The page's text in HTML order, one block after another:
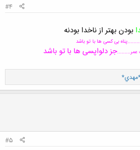
#4
بودن بهتر از ناخدا بودنه
بی کسی ها با تو باشد
.........جز دلواپسی ها با تو باشد
#5